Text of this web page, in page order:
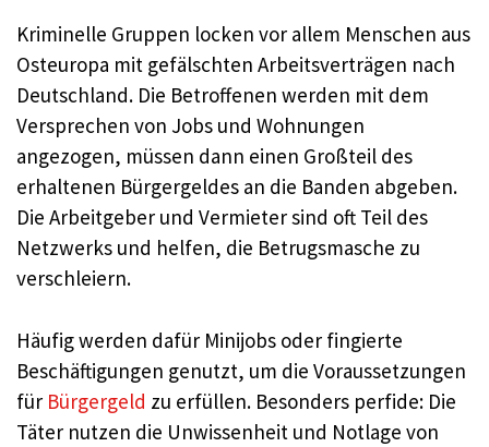
Kriminelle Gruppen locken vor allem Menschen aus
Osteuropa mit gefälschten Arbeitsverträgen nach
Deutschland. Die Betroffenen werden mit dem
Versprechen von Jobs und Wohnungen
angezogen, müssen dann einen Großteil des
erhaltenen Bürgergeldes an die Banden abgeben.
Die Arbeitgeber und Vermieter sind oft Teil des
Netzwerks und helfen, die Betrugsmasche zu
verschleiern.
Häufig werden dafür Minijobs oder fingierte
Beschäftigungen genutzt, um die Voraussetzungen
für Bürgergeld zu erfüllen. Besonders perfide: Die
Täter nutzen die Unwissenheit und Notlage von